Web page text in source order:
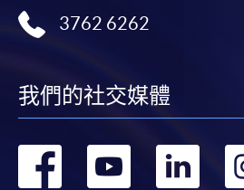
3762 6262
我們的社交媒體
轉 轉 轉